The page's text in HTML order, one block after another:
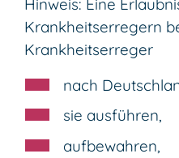
Hinweis: Eine
Krankheitserregern
Krankheitserreger
nach
sie ausführen,
aufbewahren,